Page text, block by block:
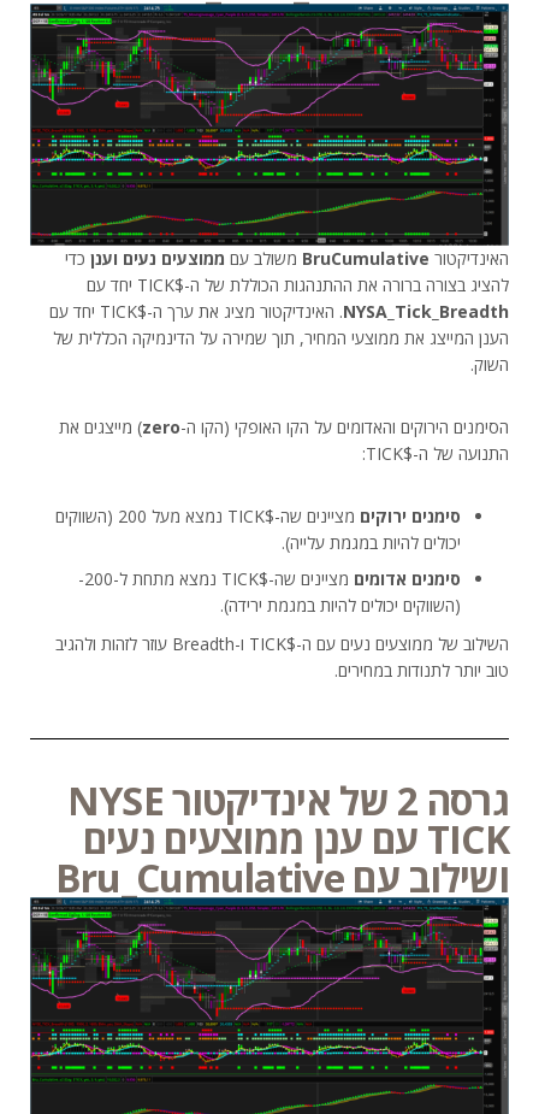
האינדיקטור BruCumulative משולב עם ממוצעים נעים וענן כדי
להציג בצורה ברורה את ההתנהגות הכוללת של ה-$TICK יחד עם
NYSA_Tick_Breadth
. האינדיקטור מציג את ערך ה-$TICK יחד עם
הענן המייצג את ממוצעי המחיר, תוך שמירה על הדינמיקה הכללית של
השוק.
הסימנים הירוקים והאדומים על הקו האופקי (הקו ה-zero) מייצגים את
התנועה של ה-$TICK:
סימנים ירוקים
מציינים שה-$TICK נמצא מעל 200 (השווקים
יכולים להיות במגמת עלייה).
סימנים אדומים
מציינים שה-$TICK נמצא מתחת ל-200-
(השווקים יכולים להיות במגמת ירידה).
השילוב של ממוצעים נעים עם ה-$TICK ו-Breadth עוזר לזהות ולהגיב
טוב יותר לתנודות במחירים.
גרסה 2 של אינדיקטור NYSE
TICK עם ענן ממוצעים נעים
ושילוב עם Bru_Cumulative